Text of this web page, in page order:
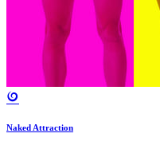
Naked Attraction